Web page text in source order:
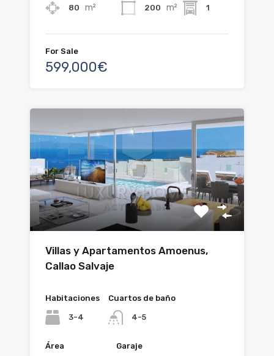
80 m² 200 m² 1
For Sale
599,000€
Villas y Apartamentos Amoenus,
Callao Salvaje
Habitaciones
3-4
Cuartos de baño
4-5
Área Garaje